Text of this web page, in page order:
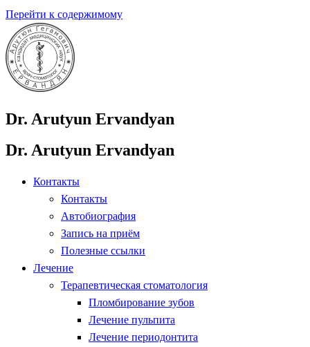
Перейти к содержимому
Dr. Arutyun Ervandyan
Dr. Arutyun Ervandyan
Контакты
Контакты
Автобиография
Запись на приём
Полезные ссылки
Лечение
Терапевтическая стоматология
Пломбирование зубов
Лечение пульпита
Лечение периодонтита